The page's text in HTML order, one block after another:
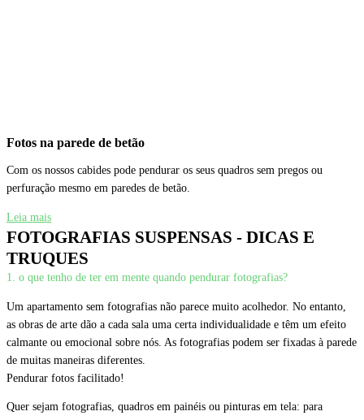
Fotos na parede de betão
Com os nossos cabides pode pendurar os seus quadros sem pregos ou
perfuração mesmo em paredes de betão.
Leia mais
FOTOGRAFIAS SUSPENSAS - DICAS E
TRUQUES
1. o que tenho de ter em mente quando pendurar fotografias?
Um apartamento sem fotografias não parece muito acolhedor. No entanto,
as obras de arte dão a cada sala uma certa individualidade e têm um efeito
calmante ou emocional sobre nós. As fotografias podem ser fixadas à parede
de muitas maneiras diferentes.
Pendurar fotos facilitado!
Quer sejam fotografias, quadros em painéis ou pinturas em tela: para